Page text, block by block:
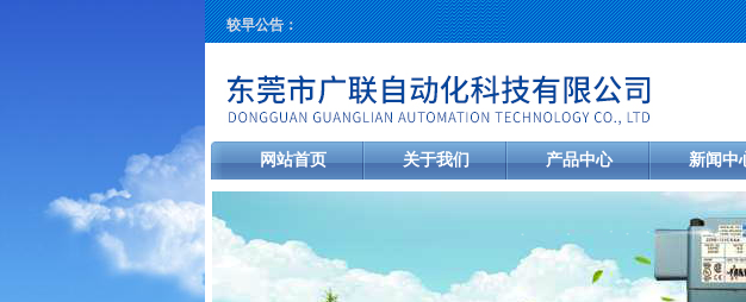
较早公告：
网站首页 关于我们 产品中心 新闻中